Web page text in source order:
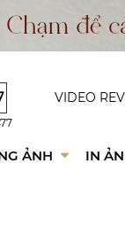
VIDEO
ẢNH IN